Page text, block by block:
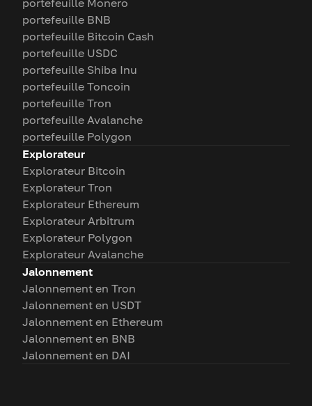
portefeuille Monero
portefeuille BNB
portefeuille Bitcoin Cash
portefeuille USDC
portefeuille Shiba Inu
portefeuille Toncoin
portefeuille Tron
portefeuille Avalanche
portefeuille Polygon
Explorateur
Explorateur Bitcoin
Explorateur Tron
Explorateur Ethereum
Explorateur Arbitrum
Explorateur Polygon
Explorateur Avalanche
Jalonnement
Jalonnement en Tron
Jalonnement en USDT
Jalonnement en Ethereum
Jalonnement en BNB
Jalonnement en DAI